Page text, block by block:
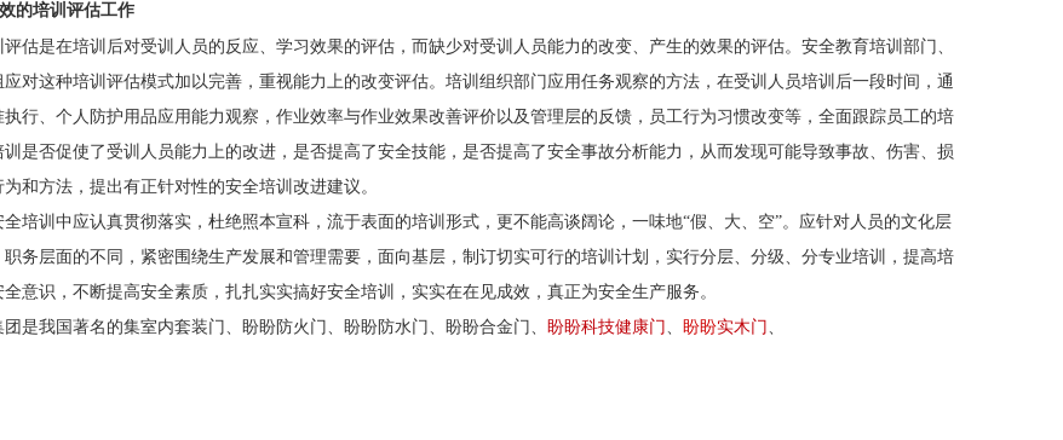
的培训评估工作
评估是在培训后对受训人员的反应、学习效果的评估，而缺少对受训人员能力的改变、产生的效果的评估。安全教育培训部门、
对这种培训评估模式加以完善，重视能力上的改变评估。培训组织部门应用任务观察的方法，在受训人员培训后一段时间，通
行、个人防护用品应用能力观察，作业效率与作业效果改善评价以及管理层的反馈，员工行为习惯改变等，全面跟踪员工的培
是否促使了受训人员能力上的改进，是否提高了安全技能，是否提高了安全事故分析能力，从而发现可能导致事故、伤害、损
和方法，提出有正针对性的安全培训改进建议。
全培训中应认真贯彻落实，杜绝照本宣科，流于表面的培训形式，更不能高谈阔论，一味地“假、大、空”。应针对人员的文化层
职务层面的不同，紧密围绕生产发展和管理需要，面向基层，制订切实可行的培训计划，实行分层、分级、分专业培训，提高培
意识，不断提高安全素质，扎扎实实搞好安全培训，实实在在见成效，真正为安全生产服务。
团是我国著名的集室内套装门、盼盼防火门、盼盼防水门、盼盼合金门、 盼盼科技健康门 、 盼盼实木门 、